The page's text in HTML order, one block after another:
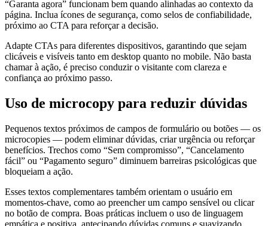
“Garanta agora” funcionam bem quando alinhadas ao contexto da
página. Inclua ícones de segurança, como selos de confiabilidade,
próximo ao CTA para reforçar a decisão.
Adapte CTAs para diferentes dispositivos, garantindo que sejam
clicáveis e visíveis tanto em desktop quanto no mobile. Não basta
chamar à ação, é preciso conduzir o visitante com clareza e
confiança ao próximo passo.
Uso de microcopy para reduzir dúvidas
Pequenos textos próximos de campos de formulário ou botões — os
microcopies — podem eliminar dúvidas, criar urgência ou reforçar
benefícios. Trechos como “Sem compromisso”, “Cancelamento
fácil” ou “Pagamento seguro” diminuem barreiras psicológicas que
bloqueiam a ação.
Esses textos complementares também orientam o usuário em
momentos-chave, como ao preencher um campo sensível ou clicar
no botão de compra. Boas práticas incluem o uso de linguagem
empática e positiva, antecipando dúvidas comuns e suavizando